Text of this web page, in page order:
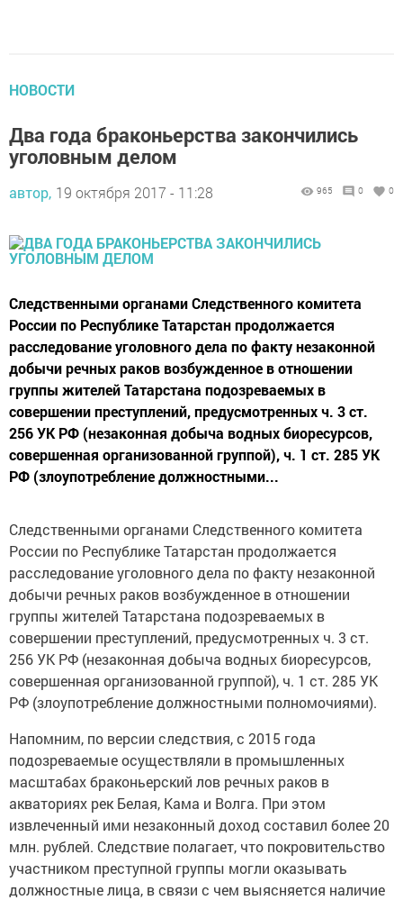
НОВОСТИ
Два года браконьерства закончились
уголовным делом
автор, 19 октября 2017 - 11:28 965 0 0
Следственными органами Следственного комитета
России по Республике Татарстан продолжается
расследование уголовного дела по факту незаконной
добычи речных раков возбужденное в отношении
группы жителей Татарстана подозреваемых в
совершении преступлений, предусмотренных ч. 3 ст.
256 УК РФ (незаконная добыча водных биоресурсов,
совершенная организованной группой), ч. 1 ст. 285 УК
РФ (злоупотребление должностными...
Следственными органами Следственного комитета
России по Республике Татарстан продолжается
расследование уголовного дела по факту незаконной
добычи речных раков возбужденное в отношении
группы жителей Татарстана подозреваемых в
совершении преступлений, предусмотренных ч. 3 ст.
256 УК РФ (незаконная добыча водных биоресурсов,
совершенная организованной группой), ч. 1 ст. 285 УК
РФ (злоупотребление должностными полномочиями).
Напомним, по версии следствия, с 2015 года
подозреваемые осуществляли в промышленных
масштабах браконьерский лов речных раков в
акваториях рек Белая, Кама и Волга. При этом
извлеченный ими незаконный доход составил более 20
млн. рублей. Следствие полагает, что покровительство
участником преступной группы могли оказывать
должностные лица, в связи с чем выясняется наличие